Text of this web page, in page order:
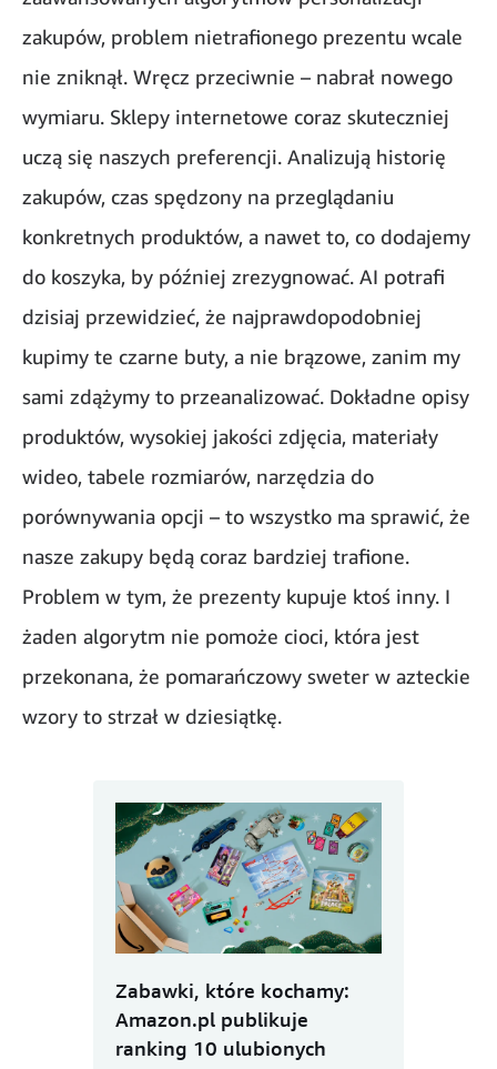
zakupów, problem nietrafionego prezentu wcale
nie zniknął. Wręcz przeciwnie – nabrał nowego
wymiaru. Sklepy internetowe coraz skuteczniej
uczą się naszych preferencji. Analizują historię
zakupów, czas spędzony na przeglądaniu
konkretnych produktów, a nawet to, co dodajemy
do koszyka, by później zrezygnować. AI potrafi
dzisiaj przewidzieć, że najprawdopodobniej
kupimy te czarne buty, a nie brązowe, zanim my
sami zdążymy to przeanalizować. Dokładne opisy
produktów, wysokiej jakości zdjęcia, materiały
wideo, tabele rozmiarów, narzędzia do
porównywania opcji – to wszystko ma sprawić, że
nasze zakupy będą coraz bardziej trafione.
Problem w tym, że prezenty kupuje ktoś inny. I
żaden algorytm nie pomoże cioci, która jest
przekonana, że pomarańczowy sweter w azteckie
wzory to strzał w dziesiątkę.
Zabawki, które kochamy:
Amazon.pl publikuje
ranking 10 ulubionych